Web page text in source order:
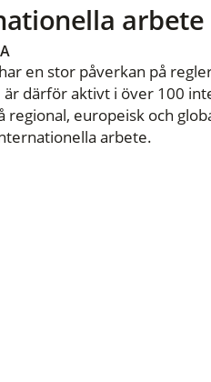
arbete
en stor påverkan på
därför aktivt i över 100
europeisk och
arbete.